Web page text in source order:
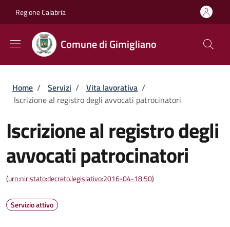
Regione Calabria
Comune di Gimigliano
Briciole di pane
Home / Servizi / Vita lavorativa /
Iscrizione al registro degli avvocati patrocinatori
Iscrizione al registro degli
avvocati patrocinatori
(urn:nir:stato:decreto.legislativo:2016-04-18;50)
Servizio attivo